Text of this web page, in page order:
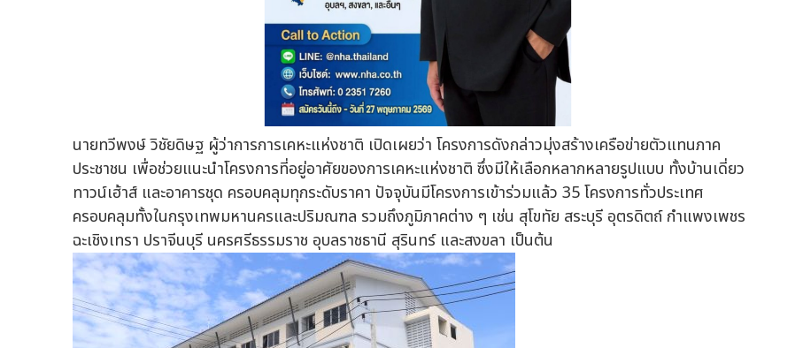
นายทวีพงษ์ วิชัยดิษฐ ผู้ว่าการการเคหะแห่งชาติ เปิดเผยว่า โครงการดังกล่าวมุ่งสร้างเครือข่ายตัวแทนภาค
ประชาชน เพื่อช่วยแนะนำโครงการที่อยู่อาศัยของการเคหะแห่งชาติ ซึ่งมีให้เลือกหลากหลายรูปแบบ ทั้งบ้านเดี่ยว
ทาวน์เฮ้าส์ และอาคารชุด ครอบคลุมทุกระดับราคา ปัจจุบันมีโครงการเข้าร่วมแล้ว 35 โครงการทั่วประเทศ
ครอบคลุมทั้งในกรุงเทพมหานครและปริมณฑล รวมถึงภูมิภาคต่าง ๆ เช่น สุโขทัย สระบุรี อุตรดิตถ์ กำแพงเพชร
ฉะเชิงเทรา ปราจีนบุรี นครศรีธรรมราช อุบลราชธานี สุรินทร์ และสงขลา เป็นต้น